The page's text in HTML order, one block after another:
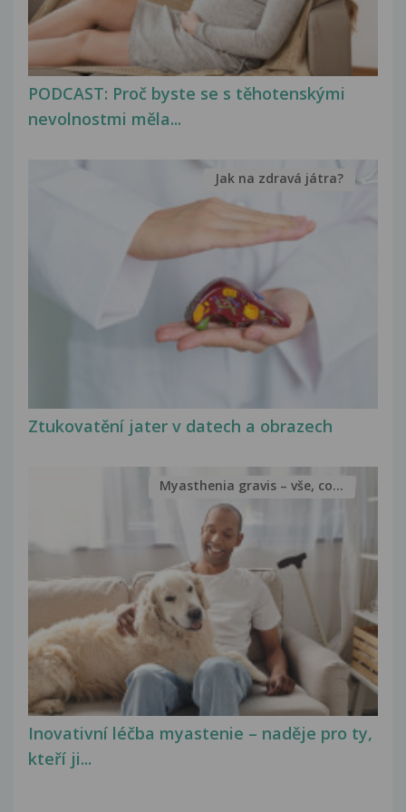
PODCAST: Proč byste se s těhotenskými
nevolnostmi měla...
Ztukovatění jater v datech a obrazech
Jak na zdravá játra?
Inovativní léčba myastenie – naděje pro ty,
kteří ji...
Myasthenia gravis – vše, co...